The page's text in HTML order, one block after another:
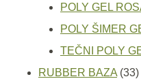
POLY GEL
POLY ŠIMER
TEČNI POLY
RUBBER BAZA 3333